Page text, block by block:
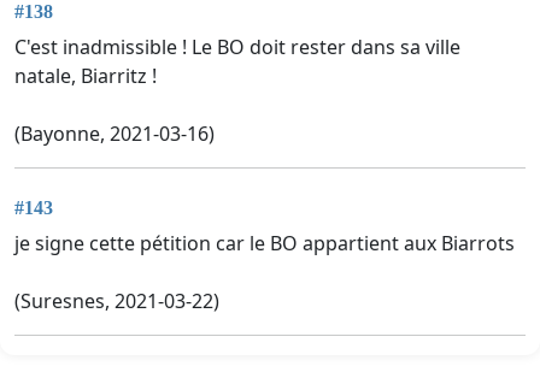
#138
C'est inadmissible ! Le BO doit rester dans sa ville
natale, Biarritz !
(Bayonne, 2021-03-16)
#143
je signe cette pétition car le BO appartient aux Biarrots
(Suresnes, 2021-03-22)